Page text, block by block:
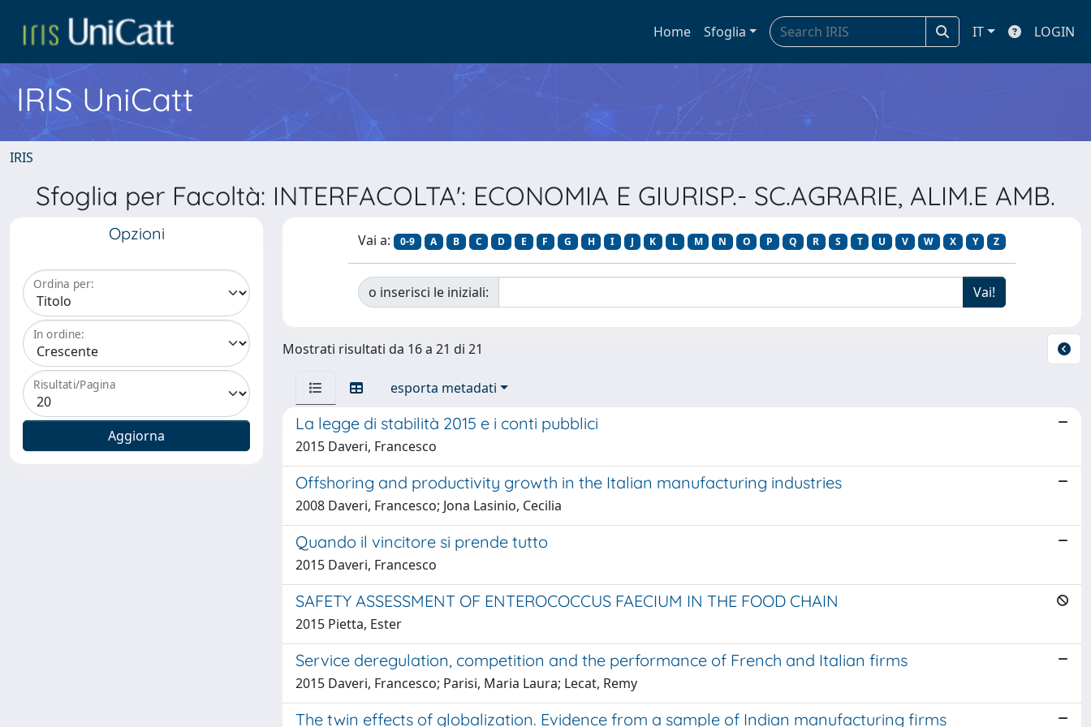
Home Sfoglia IT LOGIN
IRIS UniCatt
IRIS
Sfoglia per Facoltà: INTERFACOLTA': ECONOMIA E GIURISP.- SC.AGRARIE, ALIM.E AMB.
Opzioni
Ordina per:
In ordine:
Risultati/Pagina
Vai a: 0-9 A B C D E F G H I J K L M N O P Q R S T U V W X Y Z
o inserisci le iniziali:
Mostrati risultati da 16 a 21 di 21
esporta metadati
La legge di stabilità 2015 e i conti pubblici
2015 Daveri, Francesco
Offshoring and productivity growth in the Italian manufacturing industries
2008 Daveri, Francesco; Jona Lasinio, Cecilia
Quando il vincitore si prende tutto
2015 Daveri, Francesco
SAFETY ASSESSMENT OF ENTEROCOCCUS FAECIUM IN THE FOOD CHAIN
2015 Pietta, Ester
Service deregulation, competition and the performance of French and Italian firms
2015 Daveri, Francesco; Parisi, Maria Laura; Lecat, Remy
The twin effects of globalization. Evidence from a sample of Indian manufacturing firms